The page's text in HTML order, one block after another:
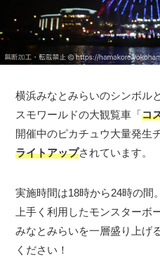
横浜みなとみらいのシンボル
スモワールドの大観覧車「コ
開催中のピカチュウ大量発生
ライトアップされています。
実施時間は18時から24時の間
上手く利用したモンスターボ
みなとみらいを一層盛り上げ
ください！